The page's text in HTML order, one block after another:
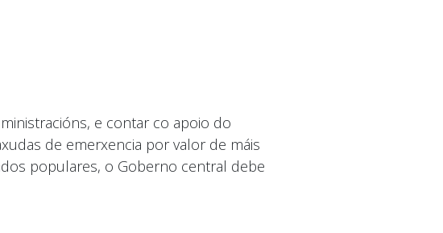
e contar co apoio do
de emerxencia por valor de máis
populares, o Goberno central debe